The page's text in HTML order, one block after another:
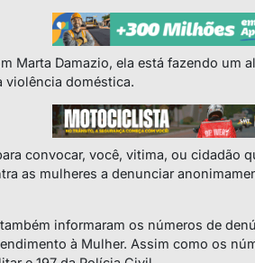
Marta Damazio, ela está fazendo um
violência doméstica.
convocar, você, vitima, ou cidadão
as mulheres a denunciar
informaram os números de
à Mulher. Assim como os